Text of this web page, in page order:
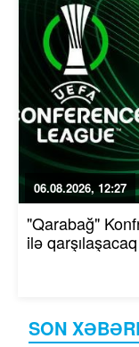
SON
06.08.2026, 12:27
"Qarabağ"
ilə qarşılaşacaq